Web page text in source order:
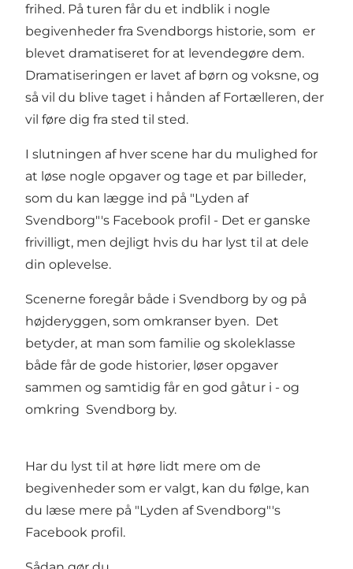
frihed. På turen får du et indblik i nogle
begivenheder fra Svendborgs historie, som er
blevet dramatiseret for at levendegøre dem.
Dramatiseringen er lavet af børn og voksne, og
så vil du blive taget i hånden af Fortælleren, der
vil føre dig fra sted til sted.
I slutningen af hver scene har du mulighed for
at løse nogle opgaver og tage et par billeder,
som du kan lægge ind på "Lyden af
Svendborg"'s Facebook profil - Det er ganske
frivilligt, men dejligt hvis du har lyst til at dele
din oplevelse.
Scenerne foregår både i Svendborg by og på
højderyggen, som omkranser byen. Det
betyder, at man som familie og skoleklasse
både får de gode historier, løser opgaver
sammen og samtidig får en god gåtur i - og
omkring Svendborg by.
Har du lyst til at høre lidt mere om de
begivenheder som er valgt, kan du følge, kan
du læse mere på "Lyden af Svendborg"'s
Facebook profil.